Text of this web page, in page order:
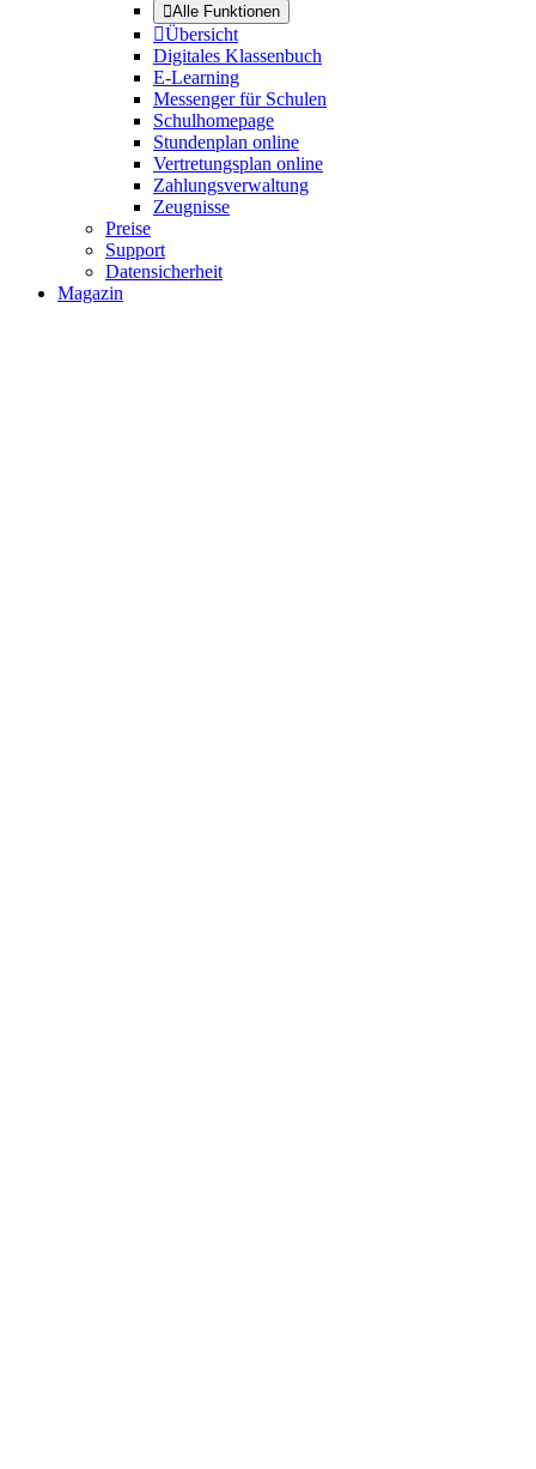
Alle Funktionen
Übersicht
Digitales Klassenbuch
E-Learning
Messenger für Schulen
Schulhomepage
Stundenplan online
Vertretungsplan online
Zahlungsverwaltung
Zeugnisse
Preise
Support
Datensicherheit
Magazin